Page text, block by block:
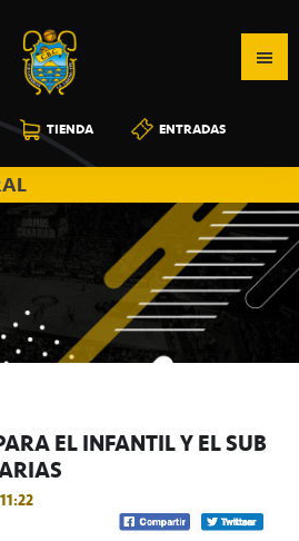
TIENDA ENTRADAS
EL INFANTIL Y EL SUB